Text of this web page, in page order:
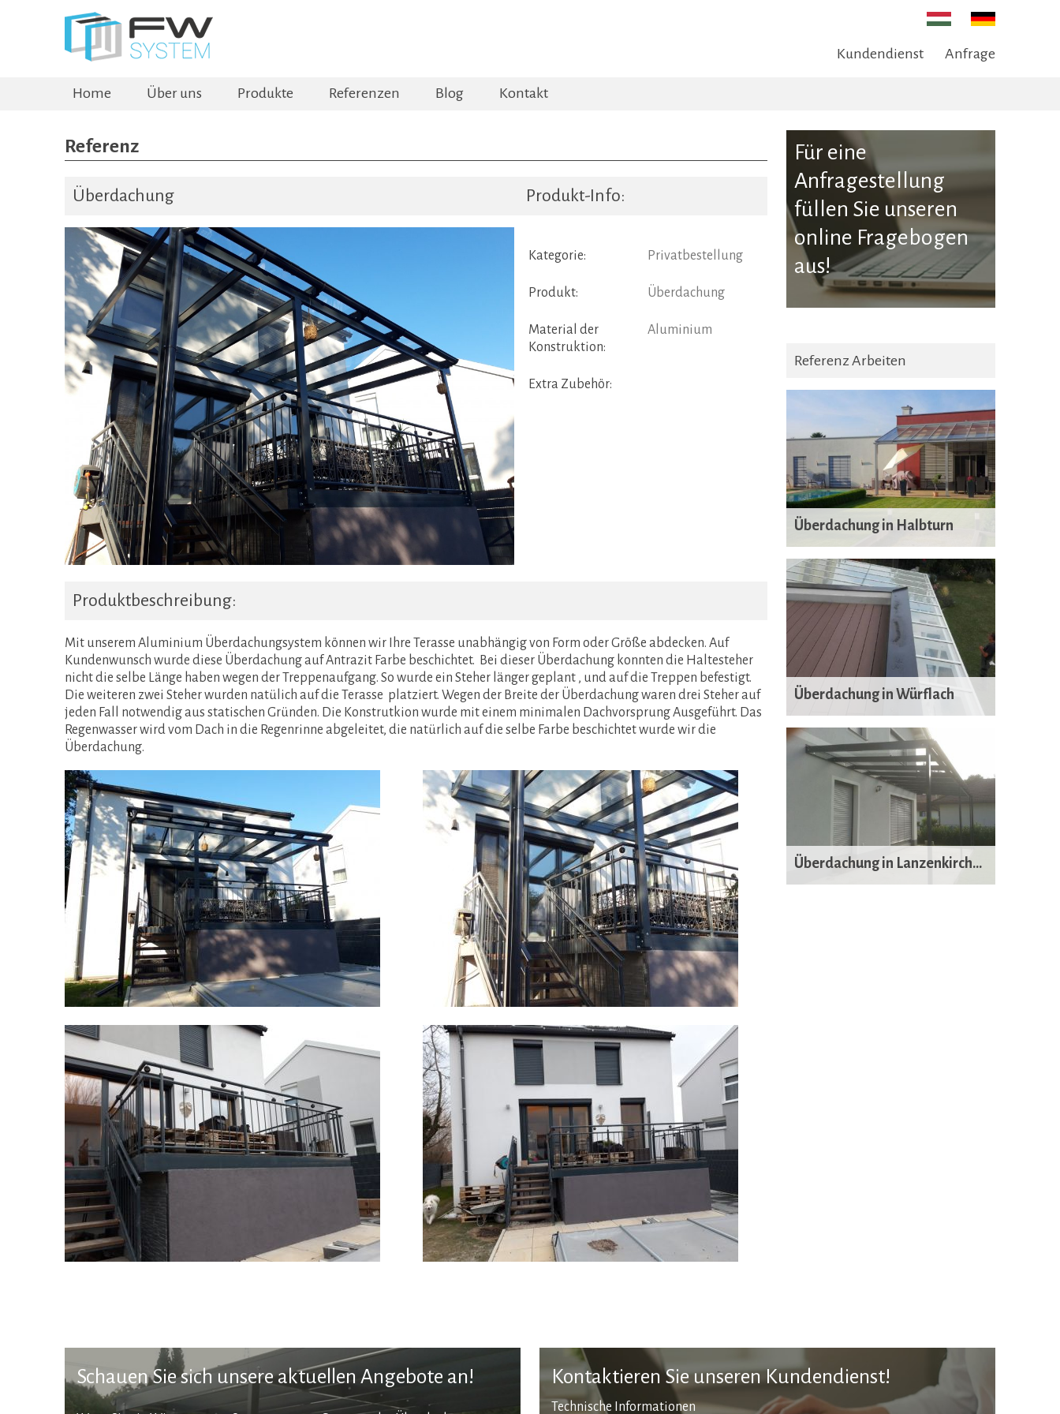
Kundendienst Anfrage
Home Über uns Produkte Referenzen Blog Kontakt
Referenz
Überdachung Produkt-Info:
Kategorie: Privatbestellung
Produkt: Überdachung
Material der
Konstruktion:
Aluminium
Extra Zubehör:
Produktbeschreibung:
Mit unserem Aluminium Überdachungsystem können wir Ihre Terasse unabhängig von Form oder Größe abdecken. Auf
Kundenwunsch wurde diese Überdachung auf Antrazit Farbe beschichtet. Bei dieser Überdachung konnten die Haltesteher
nicht die selbe Länge haben wegen der Treppenaufgang. So wurde ein Steher länger geplant , und auf die Treppen befestigt.
Die weiteren zwei Steher wurden natülich auf die Terasse platziert. Wegen der Breite der Überdachung waren drei Steher auf
jeden Fall notwendig aus statischen Gründen. Die Konstrutkion wurde mit einem minimalen Dachvorsprung Ausgeführt. Das
Regenwasser wird vom Dach in die Regenrinne abgeleitet, die natürlich auf die selbe Farbe beschichtet wurde wir die
Überdachung.
Für eine
Anfragestellung
füllen Sie unseren
online Fragebogen
aus!
Referenz Arbeiten
Überdachung in Halbturn
Überdachung in Würflach
Überdachung in Lanzenkirchen
Schauen Sie sich unsere aktuellen Angebote an! Kontaktieren Sie unseren Kundendienst!
Technische Informationen